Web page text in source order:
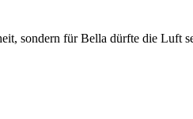
sondern für Bella dürfte die Luft